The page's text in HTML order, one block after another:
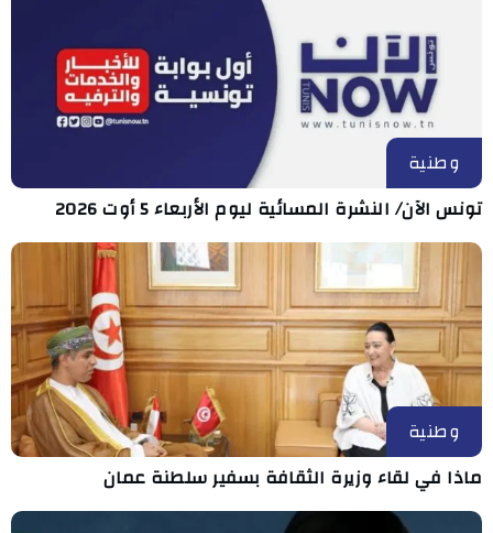
وطنية
تونس الآن/ النشرة المسائية ليوم الأربعاء 5 أوت 2026
وطنية
ماذا في لقاء وزيرة الثقافة بسفير سلطنة عمان